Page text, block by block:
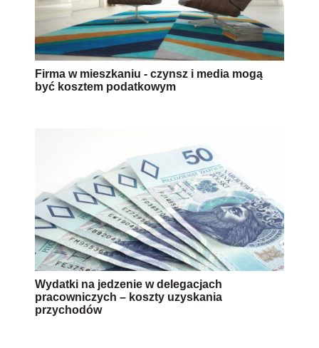
Firma w mieszkaniu - czynsz i media mogą
być kosztem podatkowym
Wydatki na jedzenie w delegacjach
pracowniczych – koszty uzyskania
przychodów